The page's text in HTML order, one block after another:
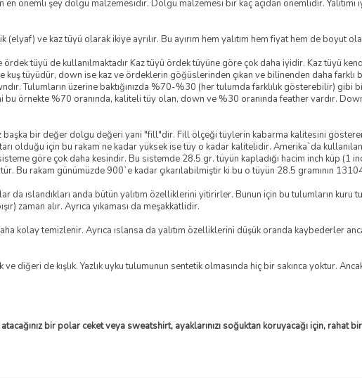
önemli şey dolgu malzemesidir. Dolgu malzemesi bir kaç açıdan önemlidir. Yalıtımı iyi
ve kaz tüyü olarak ikiye ayrılır. Bu ayırım hem yalıtım hem fiyat hem de boyut
tüyü de kullanılmaktadır Kaz tüyü ördek tüyüne göre çok daha iyidir. Kaz tüyü
tüyüdür, down ise kaz ve ördeklerin göğüslerinden çıkan ve bilinenden daha farklı
Tulumların üzerine baktığınızda %70-%30 (her tulumda farklılık gösterebilir)
örnekte %70 oranında, kaliteli tüy olan, down ve %30 oranında feather vardır.
başka bir değer dolgu değeri yani "fill"dir. Fill ölçeği tüylerin kabarma kalitesini
olduğu için bu rakam ne kadar yüksek ise tüy o kadar kalitelidir. Amerika`da
göre çok daha kesindir. Bu sistemde 28.5 gr. tüyün kapladığı hacim inch küp
Bu rakam günümüzde 900`e kadar çıkarılabilmiştir ki bu o tüyün 28.5 gramının
da ıslandıkları anda bütün yalıtım özelliklerini yitirirler. Bunun için bu tulumların
zaman alır. Ayrıca yıkaması da meşakkatlidir.
kolay temizlenir. Ayrıca ıslansa da yalıtım özelliklerini düşük oranda kaybederler
diğeri de kışlık. Yazlık uyku tulumunun sentetik olmasında hiç bir sakınca yoktur.
bir polar ceket veya sweatshirt, ayaklarınızı soğuktan koruyacağı için, rahat